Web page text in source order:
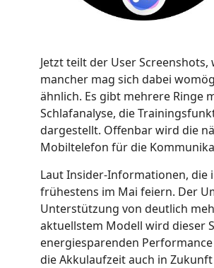
Jetzt teilt der User
mancher mag sich dabei
ähnlich. Es gibt mehrere Ringe
Schlafanalyse, die
dargestellt. Offenbar wird die
Mobiltelefon für die
Laut Insider-Informationen, die
frühestens im Mai feiern. Der
Unterstützung von deutlich
aktuellstem Modell wird dieser
energiesparenden
die Akkulaufzeit auch in